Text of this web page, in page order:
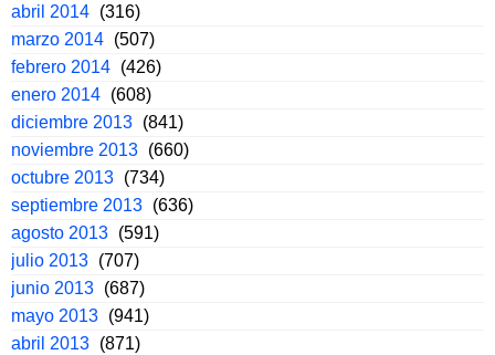
abril 2014 (316)
marzo 2014 (507)
febrero 2014 (426)
enero 2014 (608)
diciembre 2013 (841)
noviembre 2013 (660)
octubre 2013 (734)
septiembre 2013 (636)
agosto 2013 (591)
julio 2013 (707)
junio 2013 (687)
mayo 2013 (941)
abril 2013 (871)